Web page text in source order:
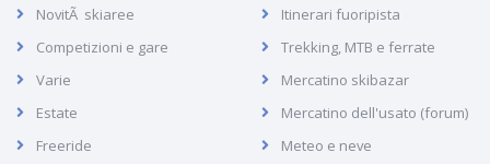
NovitÃ skiaree
Competizioni e gare
Varie
Estate
Freeride
Itinerari fuoripista
Trekking, MTB e ferrate
Mercatino skibazar
Mercatino dell'usato (forum)
Meteo e neve